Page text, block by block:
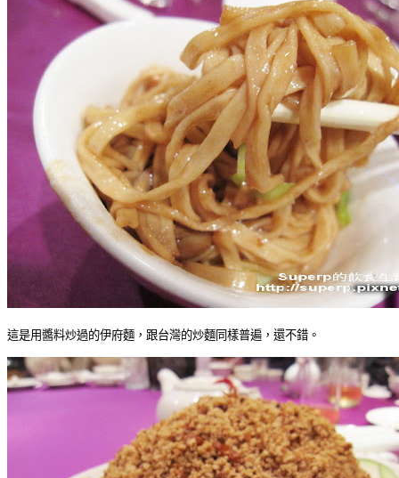
這是用醬料炒過的伊府麵，跟台灣的炒麵同樣普遍，還不錯。